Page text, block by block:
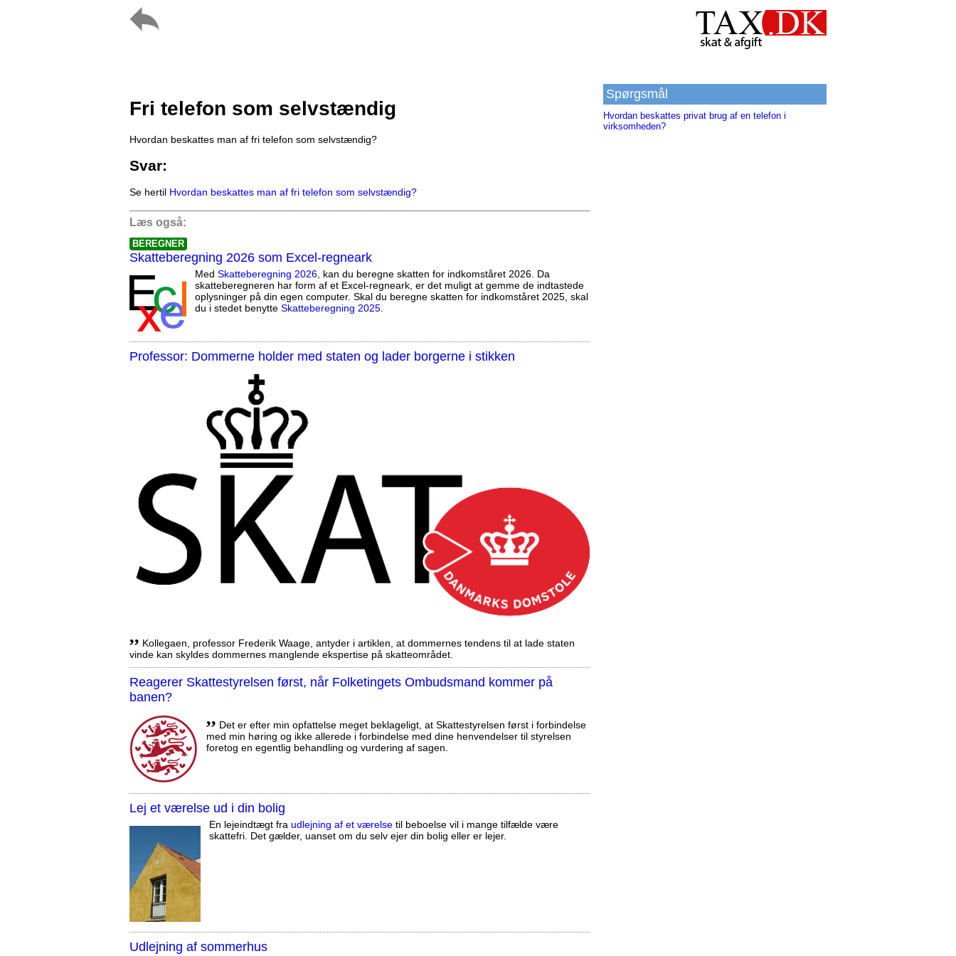
Fri telefon som selvstændig
Hvordan beskattes man af fri telefon som selvstændig?
Svar:
Se hertil Hvordan beskattes man af fri telefon som selvstændig?
Læs også:
BEREGNER
Skatteberegning 2026 som Excel-regneark
Med Skatteberegning 2026, kan du beregne skatten for indkomståret 2026. Da
skatteberegneren har form af et Excel-regneark, er det muligt at gemme de indtastede
oplysninger på din egen computer. Skal du beregne skatten for indkomståret 2025, skal
du i stedet benytte Skatteberegning 2025.
Professor: Dommerne holder med staten og lader borgerne i stikken
,, Kollegaen, professor Frederik Waage, antyder i artiklen, at dommernes tendens til at lade staten
vinde kan skyldes dommernes manglende ekspertise på skatteområdet.
Reagerer Skattestyrelsen først, når Folketingets Ombudsmand kommer på
banen?
,, Det er efter min opfattelse meget beklageligt, at Skattestyrelsen først i forbindelse
med min høring og ikke allerede i forbindelse med dine henvendelser til styrelsen
foretog en egentlig behandling og vurdering af sagen.
Lej et værelse ud i din bolig
En lejeindtægt fra udlejning af et værelse til beboelse vil i mange tilfælde være
skattefri. Det gælder, uanset om du selv ejer din bolig eller er lejer.
Udlejning af sommerhus
Spørgsmål
Hvordan beskattes privat brug af en telefon i
virksomheden?